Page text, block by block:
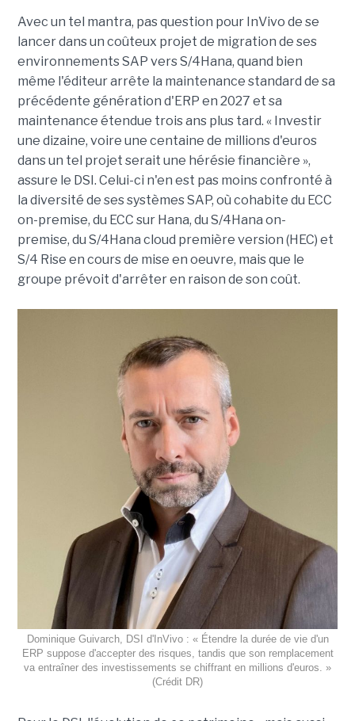
Avec un tel mantra, pas question pour InVivo de se
lancer dans un coûteux projet de migration de ses
environnements SAP vers S/4Hana, quand bien
même l'éditeur arrête la maintenance standard de sa
précédente génération d'ERP en 2027 et sa
maintenance étendue trois ans plus tard. « Investir
une dizaine, voire une centaine de millions d'euros
dans un tel projet serait une hérésie financière »,
assure le DSI. Celui-ci n'en est pas moins confronté à
la diversité de ses systèmes SAP, où cohabite du ECC
on-premise, du ECC sur Hana, du S/4Hana on-
premise, du S/4Hana cloud première version (HEC) et
S/4 Rise en cours de mise en oeuvre, mais que le
groupe prévoit d'arrêter en raison de son coût.
Dominique Guivarch, DSI d'InVivo : « Étendre la durée de vie d'un
ERP suppose d'accepter des risques, tandis que son remplacement
va entraîner des investissements se chiffrant en millions d'euros. »
(Crédit DR)